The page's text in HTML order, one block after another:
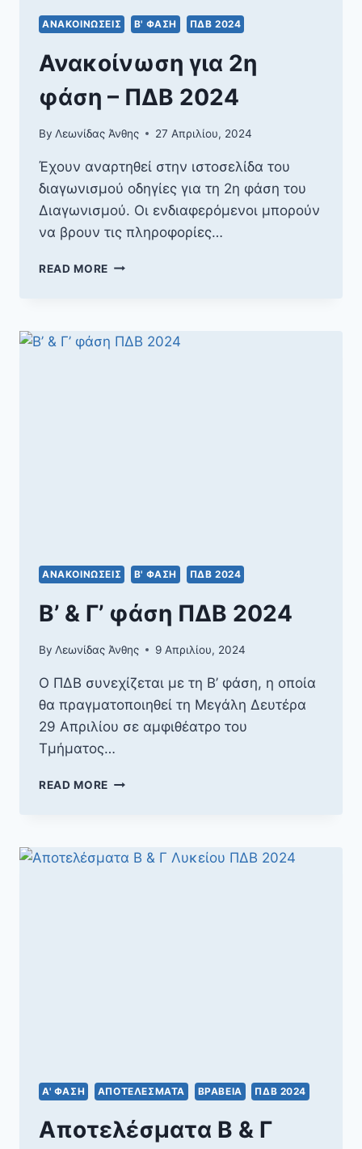
ΑΝΑΚΟΙΝΏΣΕΙΣ Β' ΦΆΣΗ ΠΔΒ 2024
Ανακοίνωση για 2η
φάση – ΠΔΒ 2024
By Λεωνίδας Άνθης 27 Απριλίου, 2024
Έχουν αναρτηθεί στην ιστοσελίδα του
διαγωνισμού οδηγίες για τη 2η φάση του
Διαγωνισμού. Οι ενδιαφερόμενοι μπορούν
να βρουν τις πληροφορίες…
READ MORE ΑΝΑΚΟΊΝΩΣΗ
ΠΔΒ
ΑΝΑΚΟΙΝΏΣΕΙΣ Β' ΦΆΣΗ ΠΔΒ 2024
Β’ & Γ’ φάση ΠΔΒ 2024
By Λεωνίδας Άνθης 9 Απριλίου, 2024
Ο ΠΔΒ συνεχίζεται με τη Β’ φάση, η οποία
θα πραγματοποιηθεί τη Μεγάλη Δευτέρα
29 Απριλίου σε αμφιθέατρο του
Τμήματος…
READ MORE
2024
Α' ΦΆΣΗ ΑΠΟΤΕΛΈΣΜΑΤΑ ΒΡΑΒΕΊΑ ΠΔΒ 2024
Αποτελέσματα Β & Γ